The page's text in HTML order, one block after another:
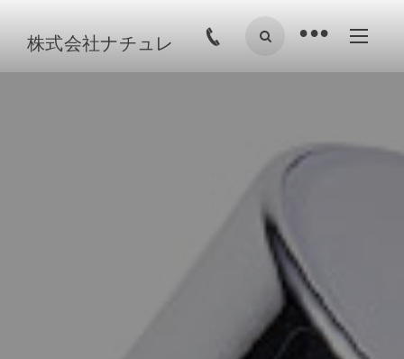
株式会社ナチュレ •